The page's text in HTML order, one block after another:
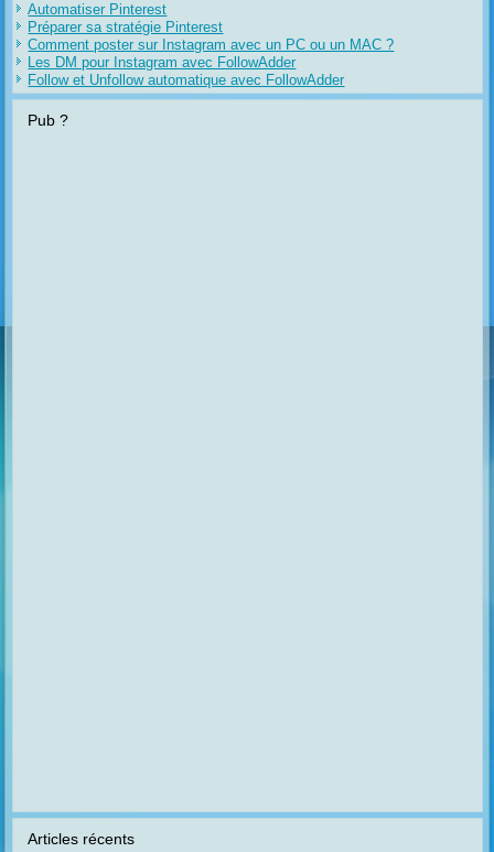
Automatiser Pinterest
Préparer sa stratégie Pinterest
Comment poster sur Instagram avec un PC ou un MAC ?
Les DM pour Instagram avec FollowAdder
Follow et Unfollow automatique avec FollowAdder
Pub ?
Articles récents